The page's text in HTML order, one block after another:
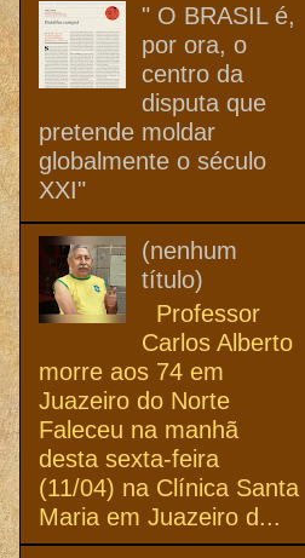
" O BRASIL é,
por ora, o
centro da
disputa que
pretende moldar
globalmente o século
XXI"
(nenhum
título)
Professor
Carlos Alberto
morre aos 74 em
Juazeiro do Norte
Faleceu na manhã
desta sexta-feira
(11/04) na Clínica Santa
Maria em Juazeiro d...